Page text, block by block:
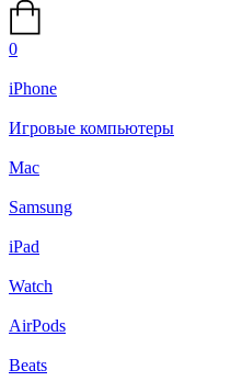
0
iPhone
Игровые компьютеры
Mac
Samsung
iPad
Watch
AirPods
Beats